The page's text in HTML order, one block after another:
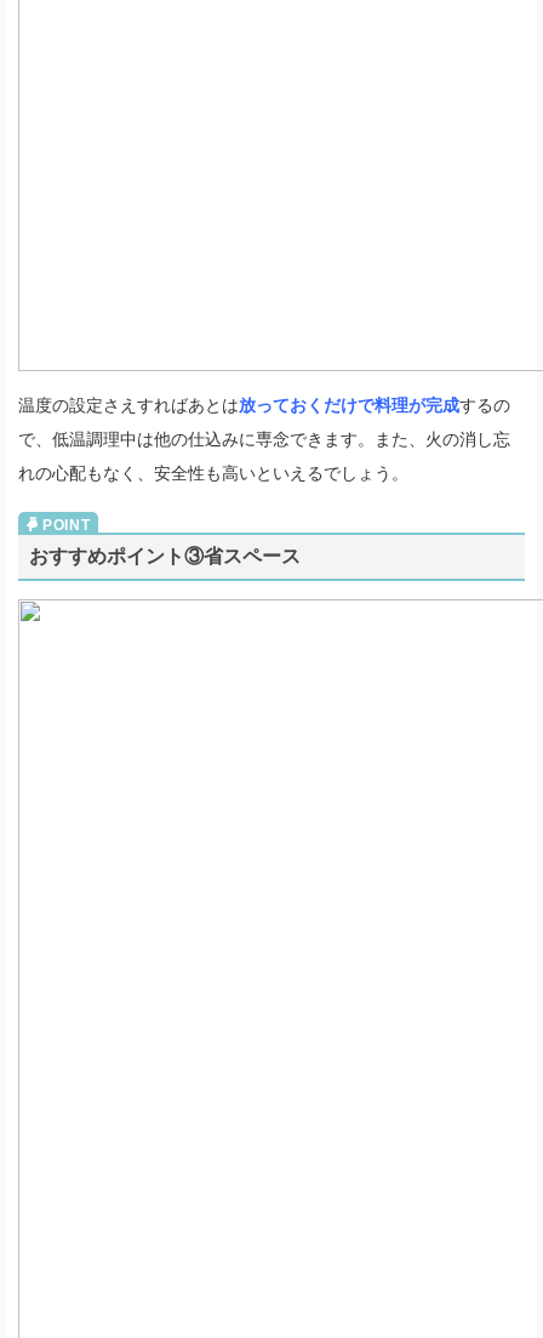
温度の設定さえすればあとは放っておくだけで料理が完成するの
で、低温調理中は他の仕込みに専念できます。また、火の消し忘
れの心配もなく、安全性も高いといえるでしょう。
おすすめポイント③省スペース